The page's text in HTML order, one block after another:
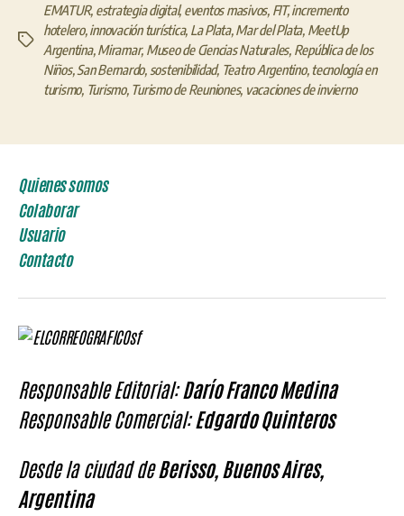
Etiquetas
EMATUR, estrategia digital,eventos masivos, FIT,incremento
hotelero, innovación turística, La Plata, Mar del Plata, MeetUp
Argentina, Miramar, Museo de Ciencias Naturales, República de los
Niños, San Bernardo, sostenibilidad, Teatro Argentino, tecnología en
turismo, Turismo, Turismo de Reuniones, vacaciones de invierno
Quienes somos
Colaborar
Usuario
Contacto
Responsable Editorial:Darío Franco Medina
Responsable Comercial:Edgardo Quinteros
Desde la ciudad deBerisso, Buenos Aires,
Argentina